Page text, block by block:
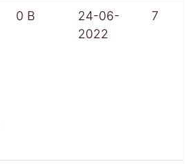
0 B
24-06-
2022
7